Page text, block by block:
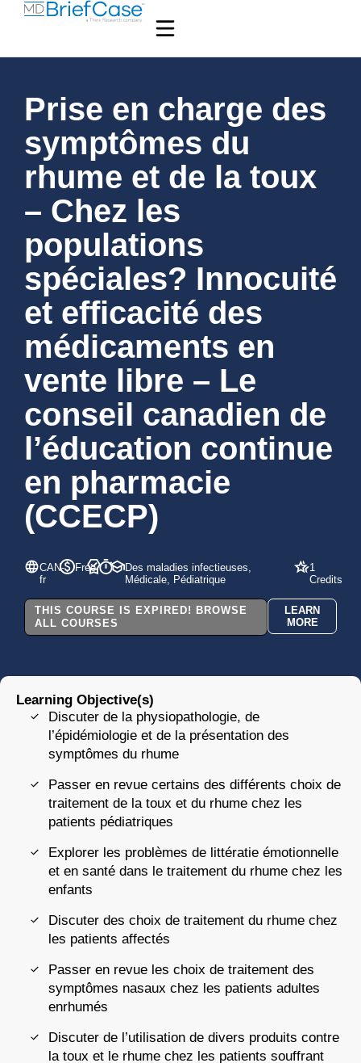
Prise en charge des
symptômes du
rhume et de la toux
– Chez les
populations
spéciales? Innocuité
et efficacité des
médicaments en
vente libre – Le
conseil canadien de
l’éducation continue
en pharmacie
(CCECP)
CAN-
fr
Free
Des maladies infectieuses,
Médicale, Pédiatrique
1
Credits
THIS COURSE IS EXPIRED! BROWSE
ALL COURSES
LEARN
MORE
Learning Objective(s)
Discuter de la physiopathologie, de
l’épidémiologie et de la présentation des
symptômes du rhume
Passer en revue certains des différents choix de
traitement de la toux et du rhume chez les
patients pédiatriques
Explorer les problèmes de littératie émotionnelle
et en santé dans le traitement du rhume chez les
enfants
Discuter des choix de traitement du rhume chez
les patients affectés
Passer en revue les choix de traitement des
symptômes nasaux chez les patients adultes
enrhumés
Discuter de l’utilisation de divers produits contre
la toux et le rhume chez les patients souffrant